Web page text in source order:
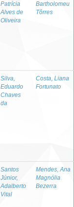
Patrícia
Alves de
Oliveira
Bartholomeu
Tôrres
Silva,
Eduardo
Chaves
da
Costa, Liana
Fortunato
Santos
Júnior,
Adalberto
Vital
Mendes, Ana
Magnólia
Bezerra